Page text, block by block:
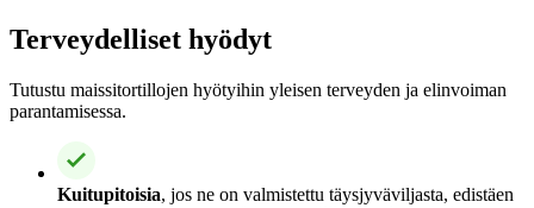
Terveydelliset hyödyt
Tutustu maissitortillojen hyötyihin yleisen terveyden ja elinvoiman
parantamisessa.
Kuitupitoisia, jos ne on valmistettu täysjyväviljasta, edistäen